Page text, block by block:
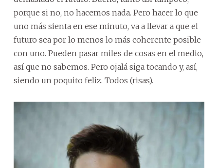
porque si no, no hacemos nada. Pero hacer lo que
uno más sienta en ese minuto, va a llevar a que el
futuro sea por lo menos lo más coherente posible
con uno. Pueden pasar miles de cosas en el medio,
así que no sabemos. Pero ojalá siga tocando y, así,
siendo un poquito feliz. Todos (risas).